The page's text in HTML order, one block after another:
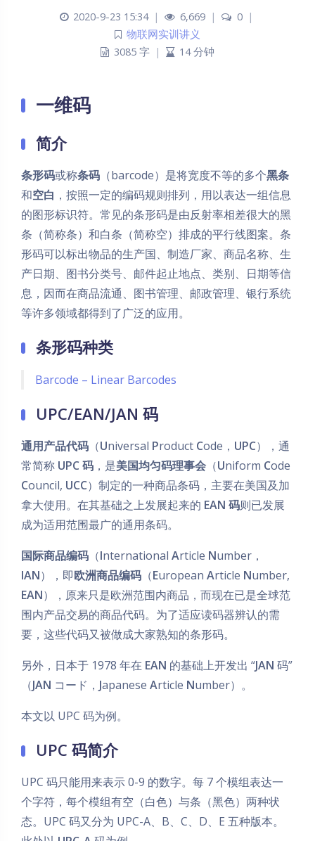
2020-9-23 15:34 | 6,669 | 0
|
物联网实训讲义
3085 字 | 14 分钟
一维码
简介
条形码或称条码 （barcode）是将宽度不等的多个黑条
和空白 ，按照一定的编码规则排列，用以表达一组信息
的图形标识符。常见的条形码是由反射率相差很大的黑
条（简称条）和白条（简称空）排成的平行线图案。条
形码可以标出物品的生产国、制造厂家、商品名称、生
产日期、图书分类号、邮件起止地点、类别、日期等信
息，因而在商品流通、图书管理、邮政管理、银行系统
等许多领域都得到了广泛的应用。
条形码种类
Barcode – Linear Barcodes
UPC/EAN/JAN 码
通用产品代码 （Universal Product Code， UPC），通
常简称 UPC 码 ，是美国均匀码理事会 （Uniform Code
Council, UCC）制定的一种商品条码，主要在美国及加
拿大使用。在其基础之上发展起来的 EAN 码则已发展
成为适用范围最广的通用条码。
国际商品编码 （International Article Number，
IAN），即欧洲商品编码 （European Article Number,
EAN），原来只是欧洲范围内商品，而现在已是全球范
围内产品交易的商品代码。为了适应读码器辨认的需
要，这些代码又被做成大家熟知的条形码。
另外，日本于 1978 年在 EAN 的基础上开发出 “JAN 码”
（JAN コード， Japanese Article Number）。
本文以 UPC 码为例。
UPC 码简介
UPC 码只能用来表示 0-9 的数字。每 7 个模组表达一
个字符，每个模组有空（白色）与条（黑色）两种状
态。UPC 码又分为 UPC-A、B、C、D、E 五种版本。